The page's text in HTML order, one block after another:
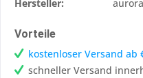
Hersteller:
Vorteile
kostenloser Versand ab
schneller Versand